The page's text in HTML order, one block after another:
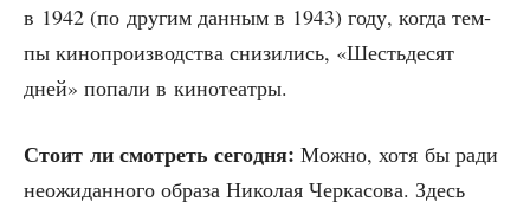
в 1942 (по дру­гим дан­ным в 1943) году, когда тем­
пы кино­про­из­вод­ства сни­зи­лись, «Шесть­де­сят
дней» попа­ли в кинотеатры.
Сто­ит ли смот­реть сего­дня: Мож­но, хотя бы ради
неожи­дан­но­го обра­за Нико­лая Чер­ка­со­ва. Здесь